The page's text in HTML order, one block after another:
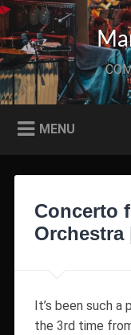
Przeskocz
treści
Szukaj
MENU
Concerto
Orchestra
It’s been such
the 3rd time